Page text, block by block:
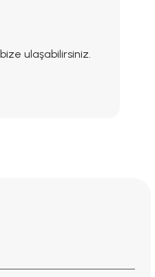
ulaşabilirsiniz.